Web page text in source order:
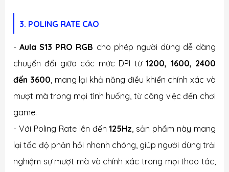
3. POLING RATE CAO
-Aula S13 PRO RGB cho phép người dùng dễ dàng
chuyển đổi giữa các mức DPI từ1200, 1600, 2400
đến 3600, mang lại khả năng điều khiển chính xác và
mượt mà trong mọi tình huống, từ công việc đến chơi
game.
- Với Poling Rate lên đến125Hz, sản phẩm này mang
lại tốc độ phản hồi nhanh chóng, giúp người dùng trải
nghiệm sự mượt mà và chính xác trong mọi thao tác,